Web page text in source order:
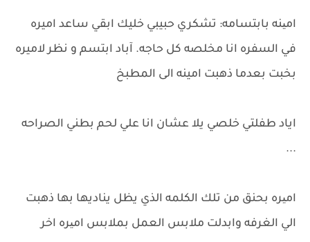
امینه بابتسامه: تشكري حبيبي خليك ابقي ساعد اميره
في السفره انا مخلصه كل حاجه. آباد ابتسم و نظر لاميره
بخبت بعدما ذهبت امينه الى المطبخ
اياد طفلتي خلصي يلا عشان انا علي لحم بطني الصراحه
...
امیره بحنق من تلك الكلمه الذي يظل يناديها بها ذهبت
الي الغرفه وابدلت ملابس العمل بملابس امیره اخر